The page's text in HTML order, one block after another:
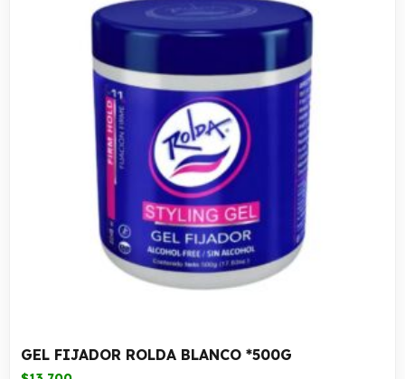
GEL FIJADOR ROLDA BLANCO *500G